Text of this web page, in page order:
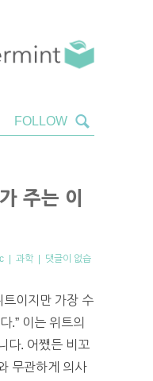
주는 이
| 과학 | 댓글이 없습
트이지만 가장 수
.” 이는 위트의
다. 어쨌든 비꼬
무관하게 의사